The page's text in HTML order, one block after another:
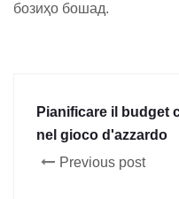
бозиҳо бошад.
Pianificare il budget
nel gioco d'azzardo
Previous post